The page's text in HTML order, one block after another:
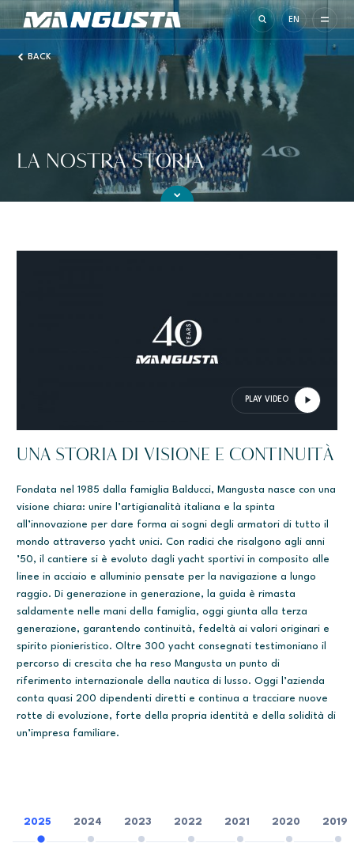
Mangusta Yachts
EN
BACK
LA NOSTRA STORIA
PLAY VIDEO
UNA STORIA DI VISIONE E CONTINUITÀ
Fondata nel 1985 dalla famiglia Balducci, Mangusta nasce con una
visione chiara: unire l’artigianalità italiana e la spinta
all’innovazione per dare forma ai sogni degli armatori di tutto il
mondo attraverso yacht unici. Con radici che risalgono agli anni
’50, il cantiere si è evoluto dagli yacht sportivi in composito alle
linee in acciaio e alluminio pensate per la navigazione a lungo
raggio. Di generazione in generazione, la guida è rimasta
saldamente nelle mani della famiglia, oggi giunta alla terza
generazione, garantendo continuità, fedeltà ai valori originari e
spirito pionieristico. Oltre 300 yacht consegnati testimoniano il
percorso di crescita che ha reso Mangusta un punto di
riferimento internazionale della nautica di lusso. Oggi l’azienda
conta quasi 200 dipendenti diretti e continua a tracciare nuove
rotte di evoluzione, forte della propria identità e della solidità di
un’impresa familiare.
2025 2024 2023 2022 2021 2020 2019